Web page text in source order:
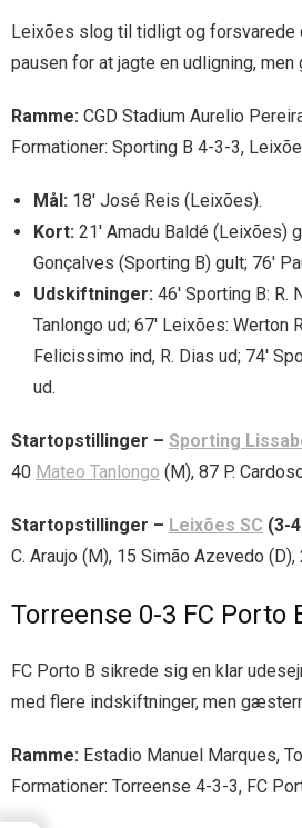
Leixões slog til tidligt og forsvarede
pausen for at jagte en udligning,
Ramme: CGD Stadium Aurelio
Formationer: Sporting B 4-3-3,
Mål: 18′ José Reis (Leixões).
Kort: 21′ Amadu Baldé (Leixões)
Gonçalves (Sporting B) gult; 76′
Udskiftninger: 46′ Sporting B:
Tanlongo ud; 67′ Leixões: Werton
Felicissimo ind, R. Dias ud; 74′
ud.
Startopstillinger – Sporting
40 Mateo Tanlongo (M), 87 P.
Startopstillinger – Leixões SC (3-
C. Araujo (M), 15 Simão Azevedo
Torreense 0-3 FC Porto
FC Porto B sikrede sig en klar
med flere indskiftninger, men
Ramme: Estadio Manuel Marques,
Formationer: Torreense 4-3-3, FC